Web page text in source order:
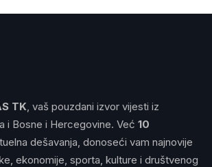
TK , vaš pouzdani izvor vijesti iz
i Bosne i Hercegovine. Već 10
dešavanja, donoseći vam najnovije
ekonomije, sporta, kulture i društvenog